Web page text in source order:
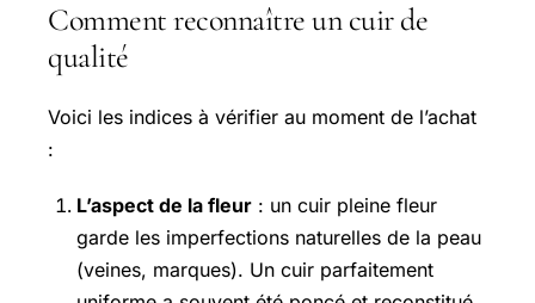
Comment reconnaître un cuir de
qualité
Voici les indices à vérifier au moment de l’achat
:
L’aspect de la fleur : un cuir pleine fleur
garde les imperfections naturelles de la peau
(veines, marques). Un cuir parfaitement